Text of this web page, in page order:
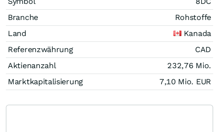
Branche
Rohstoffe
Land
Kanada
Referenzwährung
CAD
Aktienanzahl
232,76 Mio.
Marktkapitalisierung
7,10 Mio. EUR